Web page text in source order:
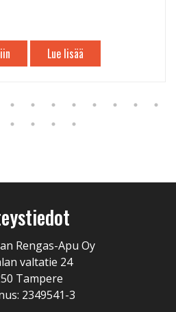
Lue lisää
Rengas-Apu Oy
valtatie 24
Tampere
2349541-3